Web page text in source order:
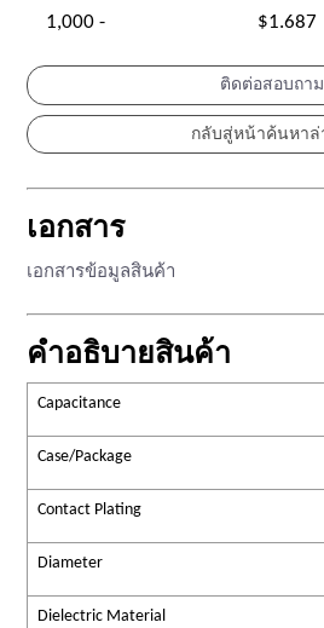
1,000 -
$1.687
ติดต่อสอบถาม
เอกสาร
เอกสารข้อมูลสินค้า
คำอธิบายสินค้า
Capacitance
Case/Package
Contact Plating
Diameter
Dielectric Material